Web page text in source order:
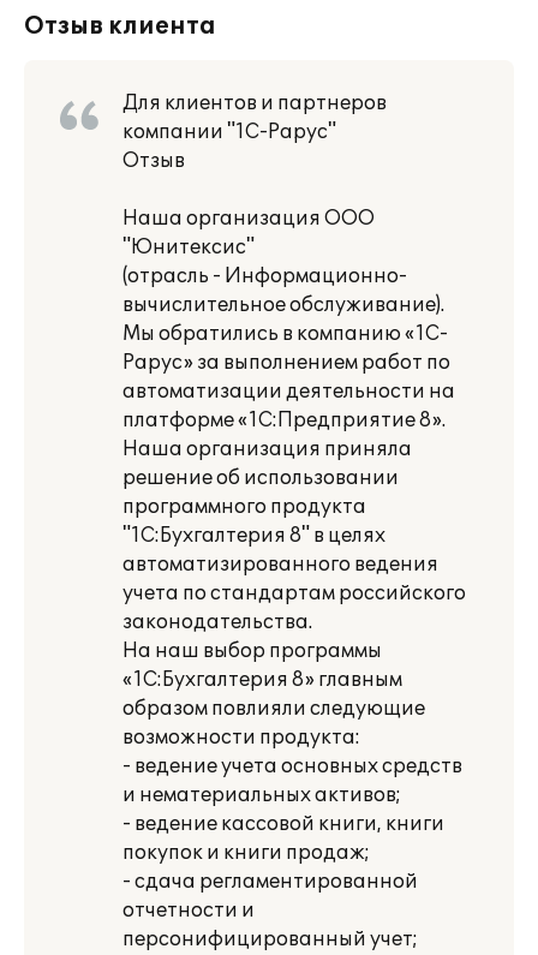
Отзыв клиента
Для клиентов и партнеров
компании "1С-Рарус"
Отзыв
Наша организация ООО
"Юнитексис"
(отрасль - Информационно-
вычислительное обслуживание).
Мы обратились в компанию «1С-
Рарус» за выполнением работ по
автоматизации деятельности на
платформе «1С:Предприятие 8».
Наша организация приняла
решение об использовании
программного продукта
"1C:Бухгалтерия 8" в целях
автоматизированного ведения
учета по стандартам российского
законодательства.
На наш выбор программы
«1С:Бухгалтерия 8» главным
образом повлияли следующие
возможности продукта:
- ведение учета основных средств
и нематериальных активов;
- ведение кассовой книги, книги
покупок и книги продаж;
- сдача регламентированной
отчетности и
персонифицированный учет;